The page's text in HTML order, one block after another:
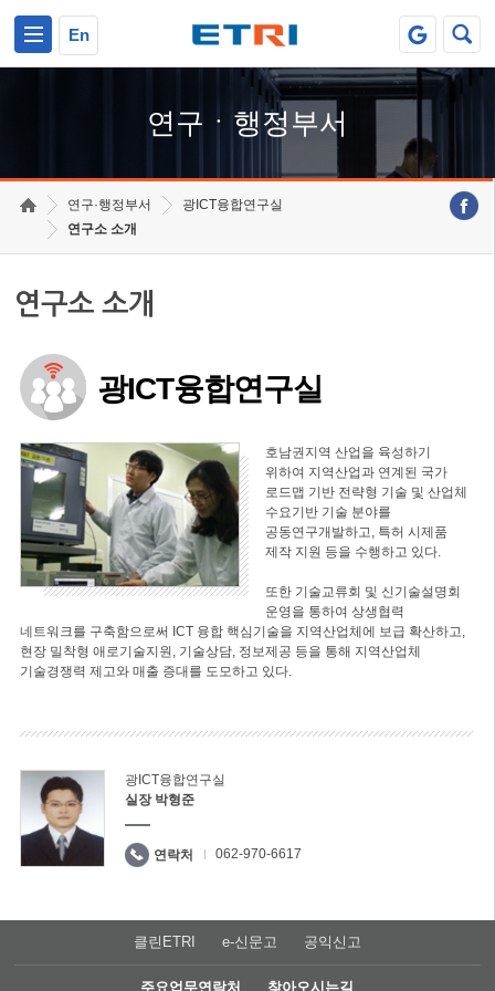
En
연구ㆍ행정부서
연구·행정부서
광ICT융합연구실
연구소 소개
연구소 소개
광ICT융합연구실
호남권지역 산업을 육성하기
위하여 지역산업과 연계된 국가
로드맵 기반 전략형 기술 및 산업체
수요기반 기술 분야를
공동연구개발하고, 특허 시제품
제작 지원 등을 수행하고 있다.
또한 기술교류회 및 신기술설명회
운영을 통하여 상생협력
네트워크를 구축함으로써 ICT 융합 핵심기술을 지역산업체에 보급 확산하고,
현장 밀착형 애로기술지원, 기술상담, 정보제공 등을 통해 지역산업체
기술경쟁력 제고와 매출 증대를 도모하고 있다.
광ICT융합연구실
실장 박형준
연락처 062-970-6617
클린ETRI e-신문고 공익신고
주요업무연락처 찾아오시는길